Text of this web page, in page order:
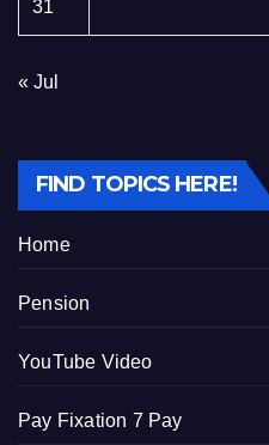
31
« Jul
FIND TOPICS HERE!
Home
Pension
YouTube Video
Pay Fixation 7 Pay